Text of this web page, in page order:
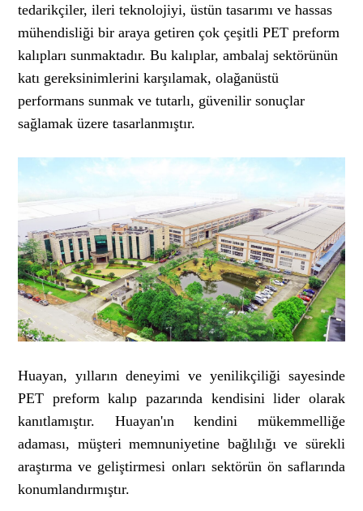
tedarikçiler, ileri teknolojiyi, üstün tasarımı ve hassas
mühendisliği bir araya getiren çok çeşitli PET preform
kalıpları sunmaktadır. Bu kalıplar, ambalaj sektörünün
katı gereksinimlerini karşılamak, olağanüstü
performans sunmak ve tutarlı, güvenilir sonuçlar
sağlamak üzere tasarlanmıştır.
Huayan, yılların deneyimi ve yenilikçiliği sayesinde
PET preform kalıp pazarında kendisini lider olarak
kanıtlamıştır. Huayan'ın kendini mükemmelliğe
adaması, müşteri memnuniyetine bağlılığı ve sürekli
araştırma ve geliştirmesi onları sektörün ön saflarında
konumlandırmıştır.